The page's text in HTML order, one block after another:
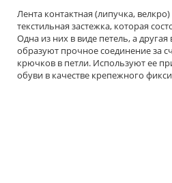
Лента контактная (липучка,
текстильная застежка, которая
Одна из них в виде петель, а
образуют прочное соединение за
крючков в петли. Используют ее
обуви в качестве крепежного